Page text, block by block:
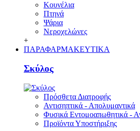
Κουνέλια
Πτηνά
Ψάρια
Νεροχελώνες
+
ΠΑΡΑΦΑΡΜΑΚΕΥΤΙΚΑ
Σκύλος
Πρόσθετα Διατροφής
Αντισηπτικά - Απολυμαντικά
Φυσικά Εντομοαπωθητικά -
Προϊόντα Υποστήριξης